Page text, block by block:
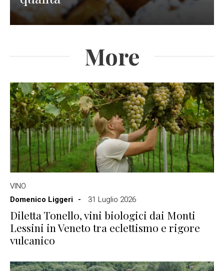
More
VINO
Domenico Liggeri
31 Luglio 2026
Diletta Tonello, vini biologici dai Monti
Lessini in Veneto tra eclettismo e rigore
vulcanico